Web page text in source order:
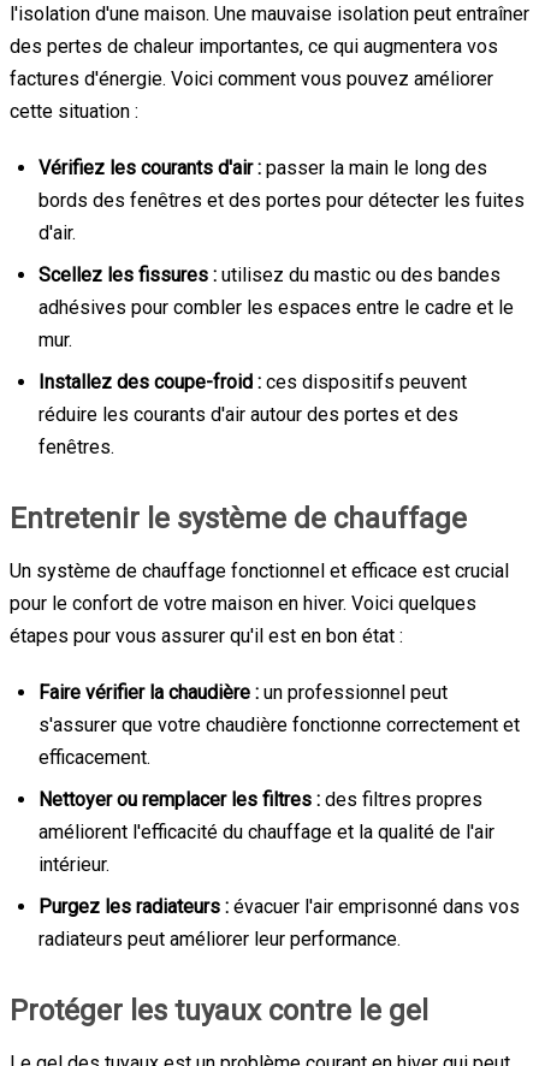
l'isolation d'une maison. Une mauvaise isolation peut entraîner
des pertes de chaleur importantes, ce qui augmentera vos
factures d'énergie. Voici comment vous pouvez améliorer
cette situation :
Vérifiez les courants d'air : passer la main le long des
bords des fenêtres et des portes pour détecter les fuites
d'air.
Scellez les fissures : utilisez du mastic ou des bandes
adhésives pour combler les espaces entre le cadre et le
mur.
Installez des coupe-froid : ces dispositifs peuvent
réduire les courants d'air autour des portes et des
fenêtres.
Entretenir le système de chauffage
Un système de chauffage fonctionnel et efficace est crucial
pour le confort de votre maison en hiver. Voici quelques
étapes pour vous assurer qu'il est en bon état :
Faire vérifier la chaudière : un professionnel peut
s'assurer que votre chaudière fonctionne correctement et
efficacement.
Nettoyer ou remplacer les filtres : des filtres propres
améliorent l'efficacité du chauffage et la qualité de l'air
intérieur.
Purgez les radiateurs : évacuer l'air emprisonné dans vos
radiateurs peut améliorer leur performance.
Protéger les tuyaux contre le gel